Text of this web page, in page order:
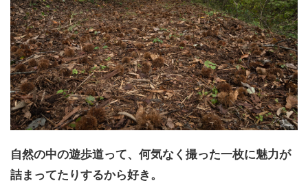
自然の中の遊歩道って、何気なく撮った一枚に魅力が
詰まってたりするから好き。